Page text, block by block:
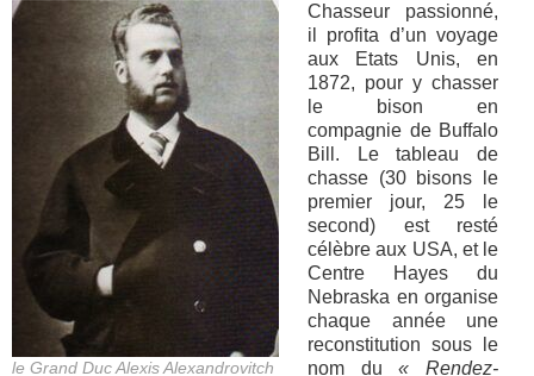
le Grand Duc Alexis Alexandrovitch
Chasseur passionné,
il profita d’un voyage
aux Etats Unis, en
1872, pour y chasser
le bison en
compagnie de Buffalo
Bill. Le tableau de
chasse (30 bisons le
premier jour, 25 le
second) est resté
célèbre aux USA, et le
Centre Hayes du
Nebraska en organise
chaque année une
reconstitution sous le
nom du« Rendez-